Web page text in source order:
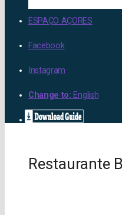
ESPAÇO AÇORES
Facebook
Instagram
Change to: English
Restaurante